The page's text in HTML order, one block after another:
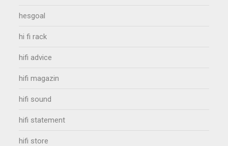
hesgoal
hi fi rack
hifi advice
hifi magazin
hifi sound
hifi statement
hifi store